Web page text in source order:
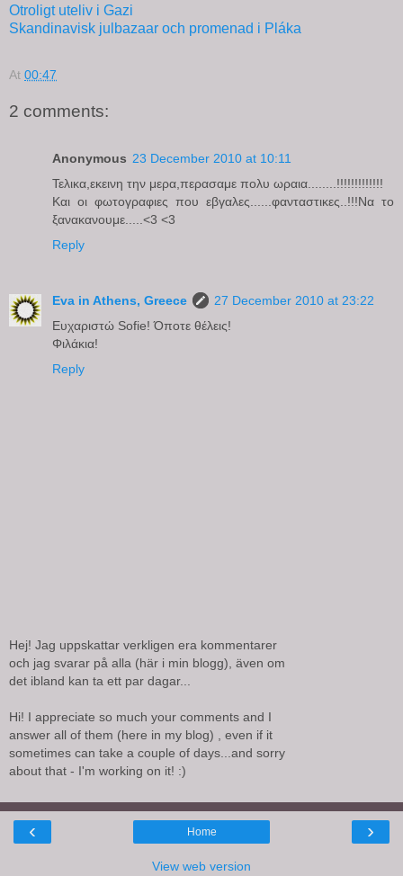
Otroligt uteliv i Gazi
Skandinavisk julbazaar och promenad i Pláka
At 00:47
2 comments:
Anonymous 23 December 2010 at 10:11
Τελικα,εκεινη την μερα,περασαμε πολυ ωραια........!!!!!!!!!!!!!
Και οι φωτογραφιες που εβγαλες......φανταστικες..!!!Να το
ξανακανουμε.....<3 <3
Reply
Eva in Athens, Greece
27 December 2010 at 23:22
Ευχαριστώ Sofie! Όποτε θέλεις!
Φιλάκια!
Reply
Hej! Jag uppskattar verkligen era kommentarer
och jag svarar på alla (här i min blogg), även om
det ibland kan ta ett par dagar...
Hi! I appreciate so much your comments and I
answer all of them (here in my blog) , even if it
sometimes can take a couple of days...and sorry
about that - I'm working on it! :)
‹ ›
Home
View web version